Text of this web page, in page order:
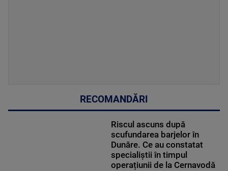
RECOMANDĂRI
Riscul ascuns după
scufundarea barjelor în
Dunăre. Ce au constatat
specialiștii în timpul
operațiunii de la Cernavodă